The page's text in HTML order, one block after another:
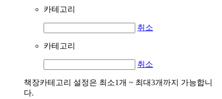
카테고리
취소
카테고리
취소
책장카테고리 설정은 최소1개 ~ 최대3개까지 가능합니
다.